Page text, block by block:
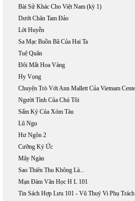
Bài Sử Khác Cho Việt Nam (kỳ 1)
Dưới Chân Tam Đảo
Lời Huyễn
Sa Mạc Buồn Bã Của Hai Ta
Tuệ Quân
Đôi Mắt Hoa Vàng
Hy Vọng
Người Tình Của Chú Tôi
Sấm Ký Của Xóm Tàu
Lũ Ngu
Hư Ngôn 2
Cưỡng Ký Ức
Mây Ngàn
Sao Thiên Thu Không Là...
Mạn Đàm Văn Học H L 101
Tin Sách Hợp Lưu 101 - Vũ Thuý Vi Phụ Trách